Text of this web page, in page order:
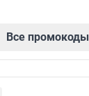
Все промокоды